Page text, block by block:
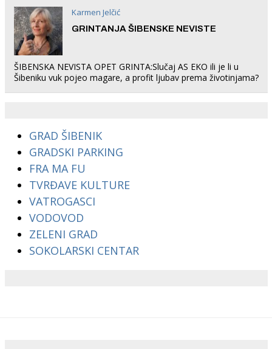
Karmen Jelčić
GRINTANJA ŠIBENSKE NEVISTE
ŠIBENSKA NEVISTA OPET GRINTA:Slučaj AS EKO ili je li u
Šibeniku vuk pojeo magare, a profit ljubav prema životinjama?
GRAD ŠIBENIK
GRADSKI PARKING
FRA MA FU
TVRĐAVE KULTURE
VATROGASCI
VODOVOD
ZELENI GRAD
SOKOLARSKI CENTAR